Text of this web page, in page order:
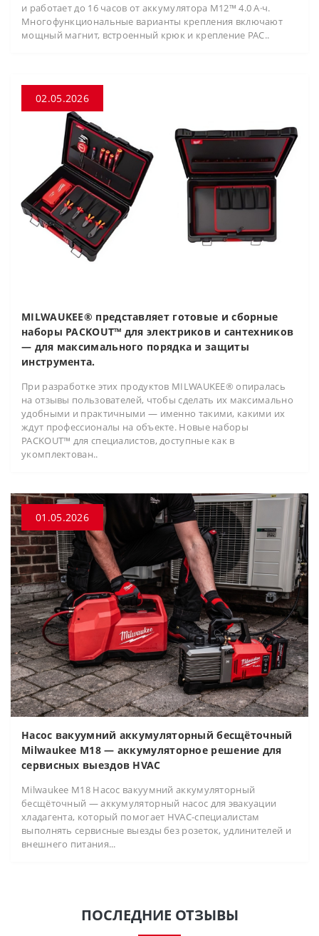
и работает до 16 часов от аккумулятора M12™ 4.0 А·ч.
Многофункциональные варианты крепления включают
мощный магнит, встроенный крюк и крепление PAC..
02.05.2026
MILWAUKEE® представляет готовые и сборные
наборы PACKOUT™ для электриков и сантехников
— для максимального порядка и защиты
инструмента.
При разработке этих продуктов MILWAUKEE® опиралась
на отзывы пользователей, чтобы сделать их максимально
удобными и практичными — именно такими, какими их
ждут профессионалы на объекте. Новые наборы
PACKOUT™ для специалистов, доступные как в
укомплектован..
01.05.2026
Насос вакуумний аккумуляторный бесщёточный
Milwaukee M18 — аккумуляторное решение для
сервисных выездов HVAC
Milwaukee M18 Насос вакуумний аккумуляторный
бесщёточный — аккумуляторный насос для эвакуации
хладагента, который помогает HVAC-специалистам
выполнять сервисные выезды без розеток, удлинителей и
внешнего питания...
ПОСЛЕДНИЕ ОТЗЫВЫ